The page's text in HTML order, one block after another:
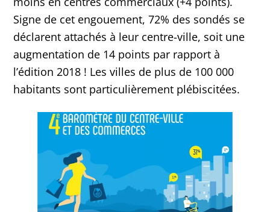
Signe de cet engouement, 72% des sondés se
déclarent attachés à leur centre-ville, soit une
augmentation de 14 points par rapport à
l’édition 2018 ! Les villes de plus de 100 000
habitants sont particulièrement plébiscitées.